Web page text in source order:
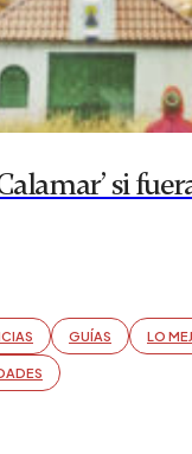
si
GUÍAS LO